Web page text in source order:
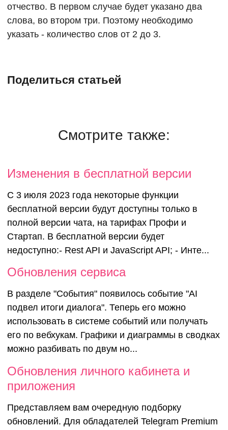
отчество. В первом случае будет указано два
слова, во втором три. Поэтому необходимо
указать - количество слов от 2 до 3.
Поделиться статьей
Смотрите также:
Изменения в бесплатной версии
С 3 июля 2023 года некоторые функции
бесплатной версии будут доступны только в
полной версии чата, на тарифах Профи и
Стартап. В бесплатной версии будет
недоступно:- Rest API и JavaScript API; - Инте...
Обновления сервиса
В разделе "События" появилось событие "AI
подвел итоги диалога". Теперь его можно
использовать в системе событий или получать
его по вебхукам. Графики и диаграммы в сводках
можно разбивать по двум но...
Обновления личного кабинета и
приложения
Представляем вам очередную подборку
обновлений. Для обладателей Telegram Premium